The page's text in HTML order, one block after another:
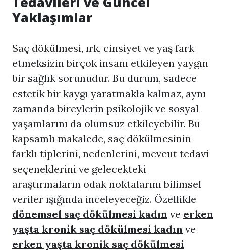
Yaklaşımlar
Saç dökülmesi, ırk, cinsiyet ve yaş fark
etmeksizin birçok insanı etkileyen yaygın
bir sağlık sorunudur. Bu durum, sadece
estetik bir kaygı yaratmakla kalmaz, aynı
zamanda bireylerin psikolojik ve sosyal
yaşamlarını da olumsuz etkileyebilir. Bu
kapsamlı makalede, saç dökülmesinin
farklı tiplerini, nedenlerini, mevcut tedavi
seçeneklerini ve gelecekteki
araştırmaların odak noktalarını bilimsel
veriler ışığında inceleyeceğiz. Özellikle
dönemsel saç dökülmesi kadın ve erken
yaşta kronik saç dökülmesi kadın ve
erken yaşta kronik saç dökülmesi